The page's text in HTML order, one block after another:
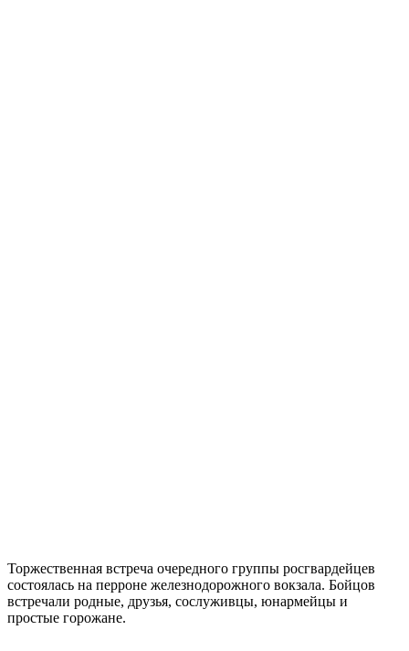
Торжественная встреча очередного группы росгвардейцев
состоялась на перроне железнодорожного вокзала. Бойцов
встречали родные, друзья, сослуживцы, юнармейцы и
простые горожане.